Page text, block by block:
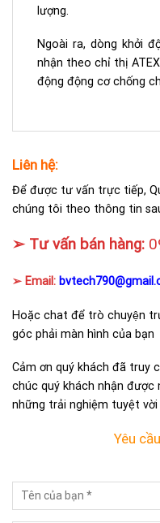
lượng.
Ngoài ra, dòng khởi
nhận theo chỉ thị
động động cơ chống
Liên hệ:
Để được tư vấn trực tiếp,
chúng tôi theo thông tin
➢ Tư vấn bán hàng:
➢ Email:
Hoặc chat để trò chuyện
góc phải màn hình của bạn
Cảm ơn quý khách đã truy
chúc quý khách nhận
những trải nghiệm tuyệt
Yêu